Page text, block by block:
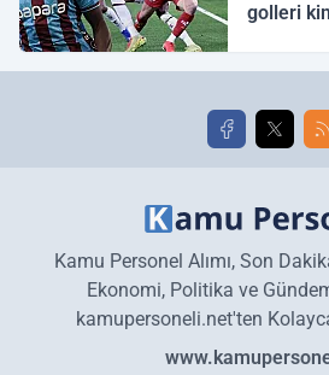
golleri
golleri!
Kamu Personel Alımı, Son
Ekonomi, Politika ve
kamupersoneli.net'ten